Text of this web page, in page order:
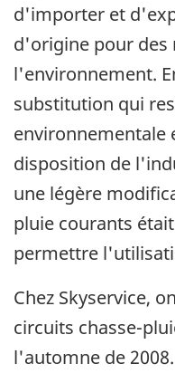
d'importer et
d'origine pour des
l'environnement.
substitution qui
environnementale
disposition de
une légère
pluie courants
permettre
Chez Skyservice,
circuits chasse-
l'automne de